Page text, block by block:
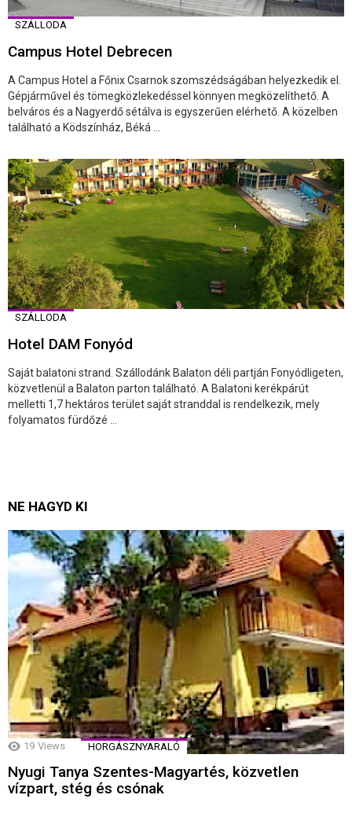
SZÁLLODA
Campus Hotel Debrecen
A Campus Hotel a Főnix Csarnok szomszédságában helyezkedik el.
Gépjárművel és tömegközlekedéssel könnyen megközelíthető. A
belváros és a Nagyerdő sétálva is egyszerűen elérhető. A közelben
található a Ködszínház, Béká ...
SZÁLLODA
Hotel DAM Fonyód
Saját balatoni strand. Szállodánk Balaton déli partján Fonyódligeten,
közvetlenül a Balaton parton található. A Balatoni kerékpárút
melletti 1,7 hektáros terület saját stranddal is rendelkezik, mely
folyamatos fürdőzé ...
NE HAGYD KI
19 Views HORGÁSZNYARALÓ
Nyugi Tanya Szentes-Magyartés, közvetlen
vízpart, stég és csónak